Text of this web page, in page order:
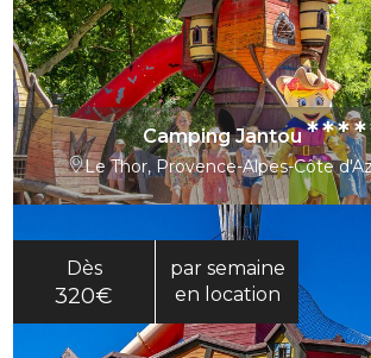
Camping Jantou
Le Thor, Provence-Alpes-Côte
Dès
320€
par semaine
en location